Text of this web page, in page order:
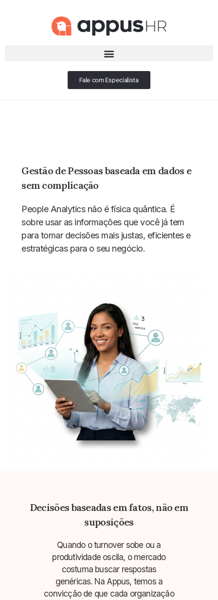
Fale com Especialista
Gestão de Pessoas baseada em dados e
sem complicação
People Analytics não é física quântica. É
sobre usar as informações que você já tem
para tomar decisões mais justas, eficientes e
estratégicas para o seu negócio.
Decisões baseadas em fatos, não em
suposições
Quando o turnover sobe ou a
produtividade oscila, o mercado
costuma buscar respostas
genéricas. Na Appus, temos a
convicção de que cada organização